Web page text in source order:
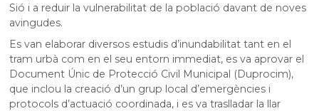
Sió i a reduir la vulnerabilitat de la població davant de noves
avingudes.
Es van elaborar diversos estudis d’inundabilitat tant en el
tram urbà com en el seu entorn immediat, es va aprovar el
Document Únic de Protecció Civil Municipal (Duprocim),
que inclou la creació d’un grup local d’emergències i
protocols d’actuació coordinada, i es va traslladar la llar